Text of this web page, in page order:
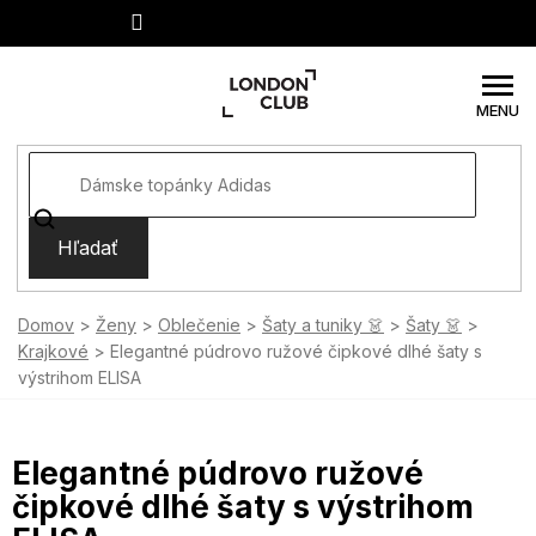
Hľadať
Domov Ženy Oblečenie Šaty a tuniky 👗
Šaty 👗
Krajkové
Elegantné púdrovo ružové čipkové dlhé šaty s
výstrihom ELISA
Elegantné púdrovo ružové
čipkové dlhé šaty s výstrihom